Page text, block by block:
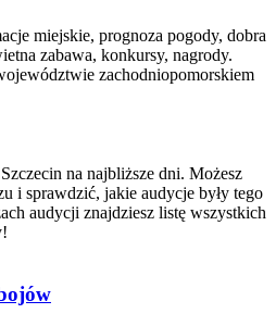
miejskie, prognoza pogody, dobra
zabawa, konkursy, nagrody.
zachodniopomorskiem
na najbliższe dni. Możesz
i sprawdzić, jakie audycje były tego
audycji znajdziesz listę wszystkich